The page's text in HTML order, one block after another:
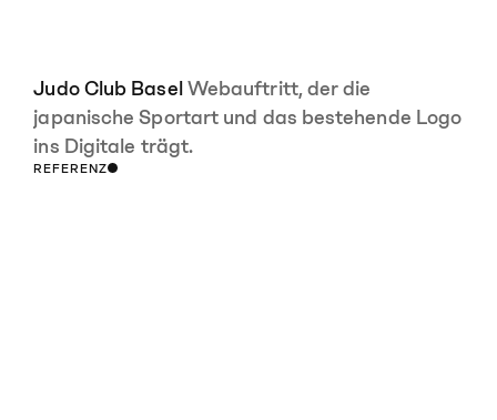
Judo Club Basel Webauftritt, der die
japanische Sportart und das bestehende Logo
ins Digitale trägt.
REFERENZ